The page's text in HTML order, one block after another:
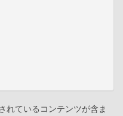
れているコンテンツが含ま